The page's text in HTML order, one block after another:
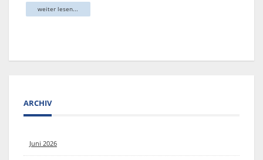
weiter lesen...
ARCHIV
Juni 2026